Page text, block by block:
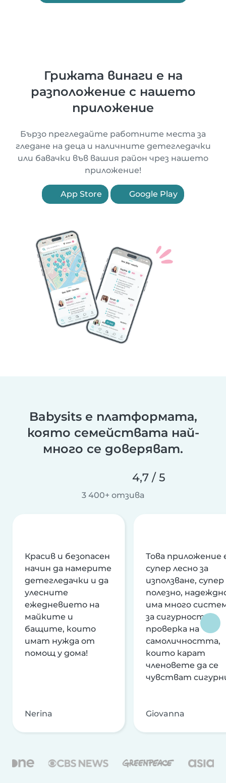
Грижата винаги е на
разположение с нашето
приложение
Бързо прегледайте работните места за
гледане на деца и наличните детегледачки
или бавачки във вашия район чрез нашето
приложение!
App Store Google Play
Babysits е платформата,
която семействата най-
много се доверяват.
4,7 / 5
3 400+ отзива
Красив и безопасен
начин да намерите
детегледачки и да
улесните
ежедневието на
майките и
бащите, които
имат нужда от
помощ у дома!
Nerina
Това приложение
супер лесно за
използване, супер
полезно,
има много
за сигурност и
проверка на
самоличността,
които карат
членовете да се
чувстват
Giovanna